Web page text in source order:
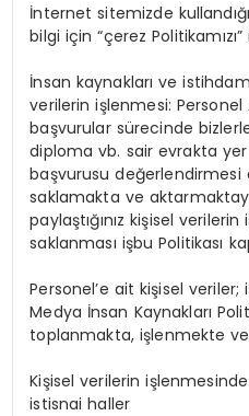
İnternet sitemizde
bilgi için “çerez
İnsan kaynakları ve
verilerin işlenmesi: Personel
başvurular sürecinde
diploma vb. sair evrakta
başvurusu değerlendirmesi
saklamakta ve
paylaştığınız kişisel
saklanması işbu Politikası
Personel’e ait kişisel veriler;
Medya İnsan Kaynakları
toplanmakta, işlenmekte
Kişisel verilerin işlenmesinde
istisnai haller